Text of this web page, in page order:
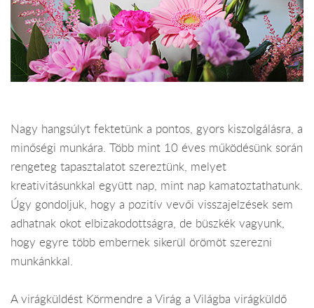
Nagy hangsúlyt fektetünk a pontos, gyors kiszolgálásra, a
minőségi munkára. Több mint 10 éves működésünk során
rengeteg tapasztalatot szereztünk, melyet
kreativitásunkkal együtt nap, mint nap kamatoztathatunk.
Úgy gondoljuk, hogy a pozitív vevői visszajelzések sem
adhatnak okot elbizakodottságra, de büszkék vagyunk,
hogy egyre több embernek sikerül örömöt szerezni
munkánkkal.
A virágküldést Körmendre a Virág a Világba virágküldő